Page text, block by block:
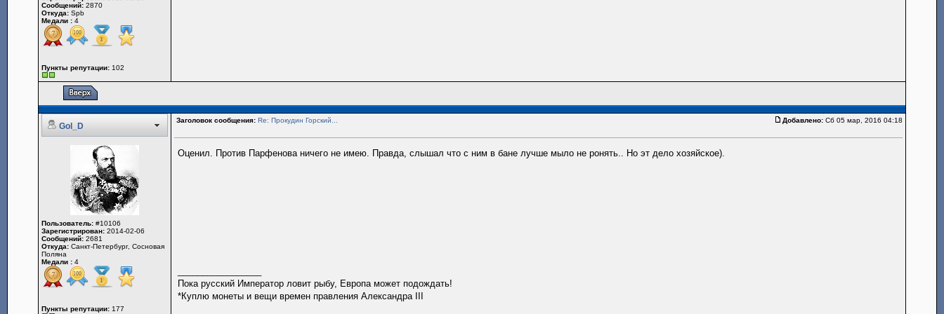
Сообщений:2870
Откуда:Spb
Медали :4
Пункты репутации:102
Gol_D
Заголовок сообщения: Re: Прокудин Горский... Добавлено:Сб 05 мар, 2016 04:18
Пользователь:#10106
Зарегистрирован:2014-02-06
Сообщений:2681
Откуда:Санкт-Петербург, Сосновая
Поляна
Медали :4
Пункты репутации:177
Оценил. Против Парфенова ничего не имею. Правда, слышал что с ним в бане лучше мыло не ронять.. Но эт дело хозяйское).
Пока русский Император ловит рыбу, Европа может подождать!
*Куплю монеты и вещи времен правления Александра III